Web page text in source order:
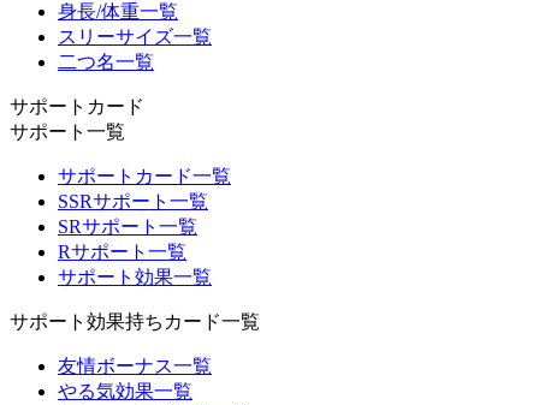
身長/体重一覧
スリーサイズ一覧
二つ名一覧
サポートカード
サポート一覧
サポートカード一覧
SSRサポート一覧
SRサポート一覧
Rサポート一覧
サポート効果一覧
サポート効果持ちカード一覧
友情ボーナス一覧
やる気効果一覧